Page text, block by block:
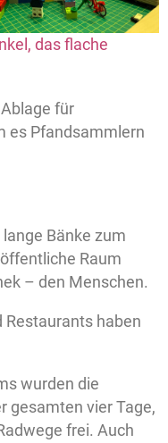
für
es Pfandsammlern
Bänke zum
Raum
– den Menschen.
Restaurants haben
wurden die
gesamten vier Tage,
frei. Auch